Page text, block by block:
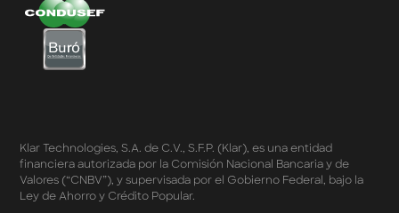
Starbucks 50% - Cashback 20% Décima Compra
Términos y Condiciones - Cashback Primera Compra
en Apple Pay
Términos y Condiciones - Mastercard te lleva a la
Términos y Condiciones – Fechas Dobles “3 de 3” 2026
Mercado Libre
Términos y Condiciones - Reducción Tasa de Interés en
Klar Technologies, S.A. de C.V., S.F.P. (Klar), es una entidad
financiera autorizada por la Comisión Nacional Bancaria y de
Valores (“CNBV”), y supervisada por el Gobierno Federal, bajo la
Ley de Ahorro y Crédito Popular.